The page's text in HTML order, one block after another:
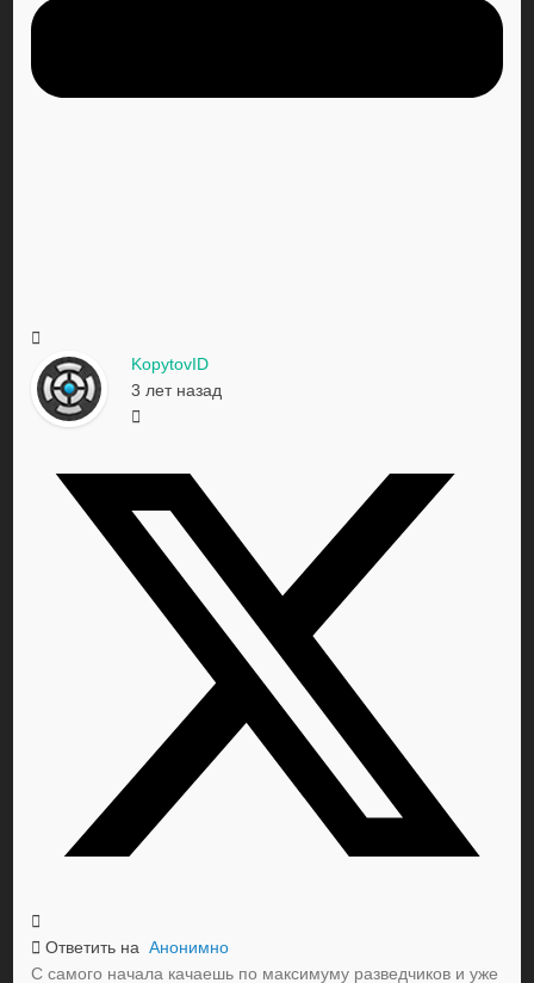
KopytovID
3 лет назад
Ответить наАнонимно
С самого начала качаешь по максимуму разведчиков и уже